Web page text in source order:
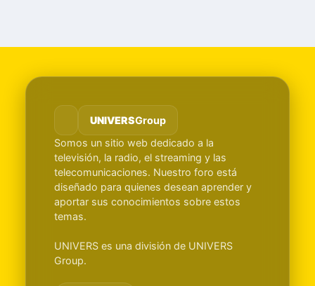
UNIVERSGroup
Somos un sitio web dedicado a la
televisión, la radio, el streaming y las
telecomunicaciones. Nuestro foro está
diseñado para quienes desean aprender y
aportar sus conocimientos sobre estos
temas.
UNIVERS es una división de UNIVERS
Group.